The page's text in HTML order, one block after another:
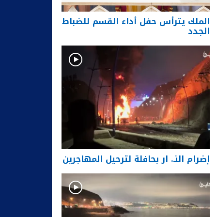
الملك يترأس حفل أداء القسم للضباط
الجدد
إضرام النـ. ار بحافلة لترحيل المهاجرين